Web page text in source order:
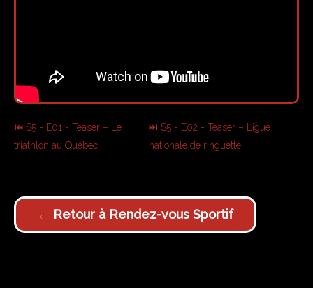
⏮ S5 - E01 - Teaser – Le
triathlon au Québec
⏭ S5 - E02 - Teaser – Ligue
nationale de ringuette
← Retour à Rendez-vous Sportif